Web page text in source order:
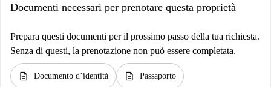
Documenti necessari per prenotare questa proprietà
Prepara questi documenti per il prossimo passo della tua richiesta.
Senza di questi, la prenotazione non può essere completata.
description Documento d’identità description Passaporto